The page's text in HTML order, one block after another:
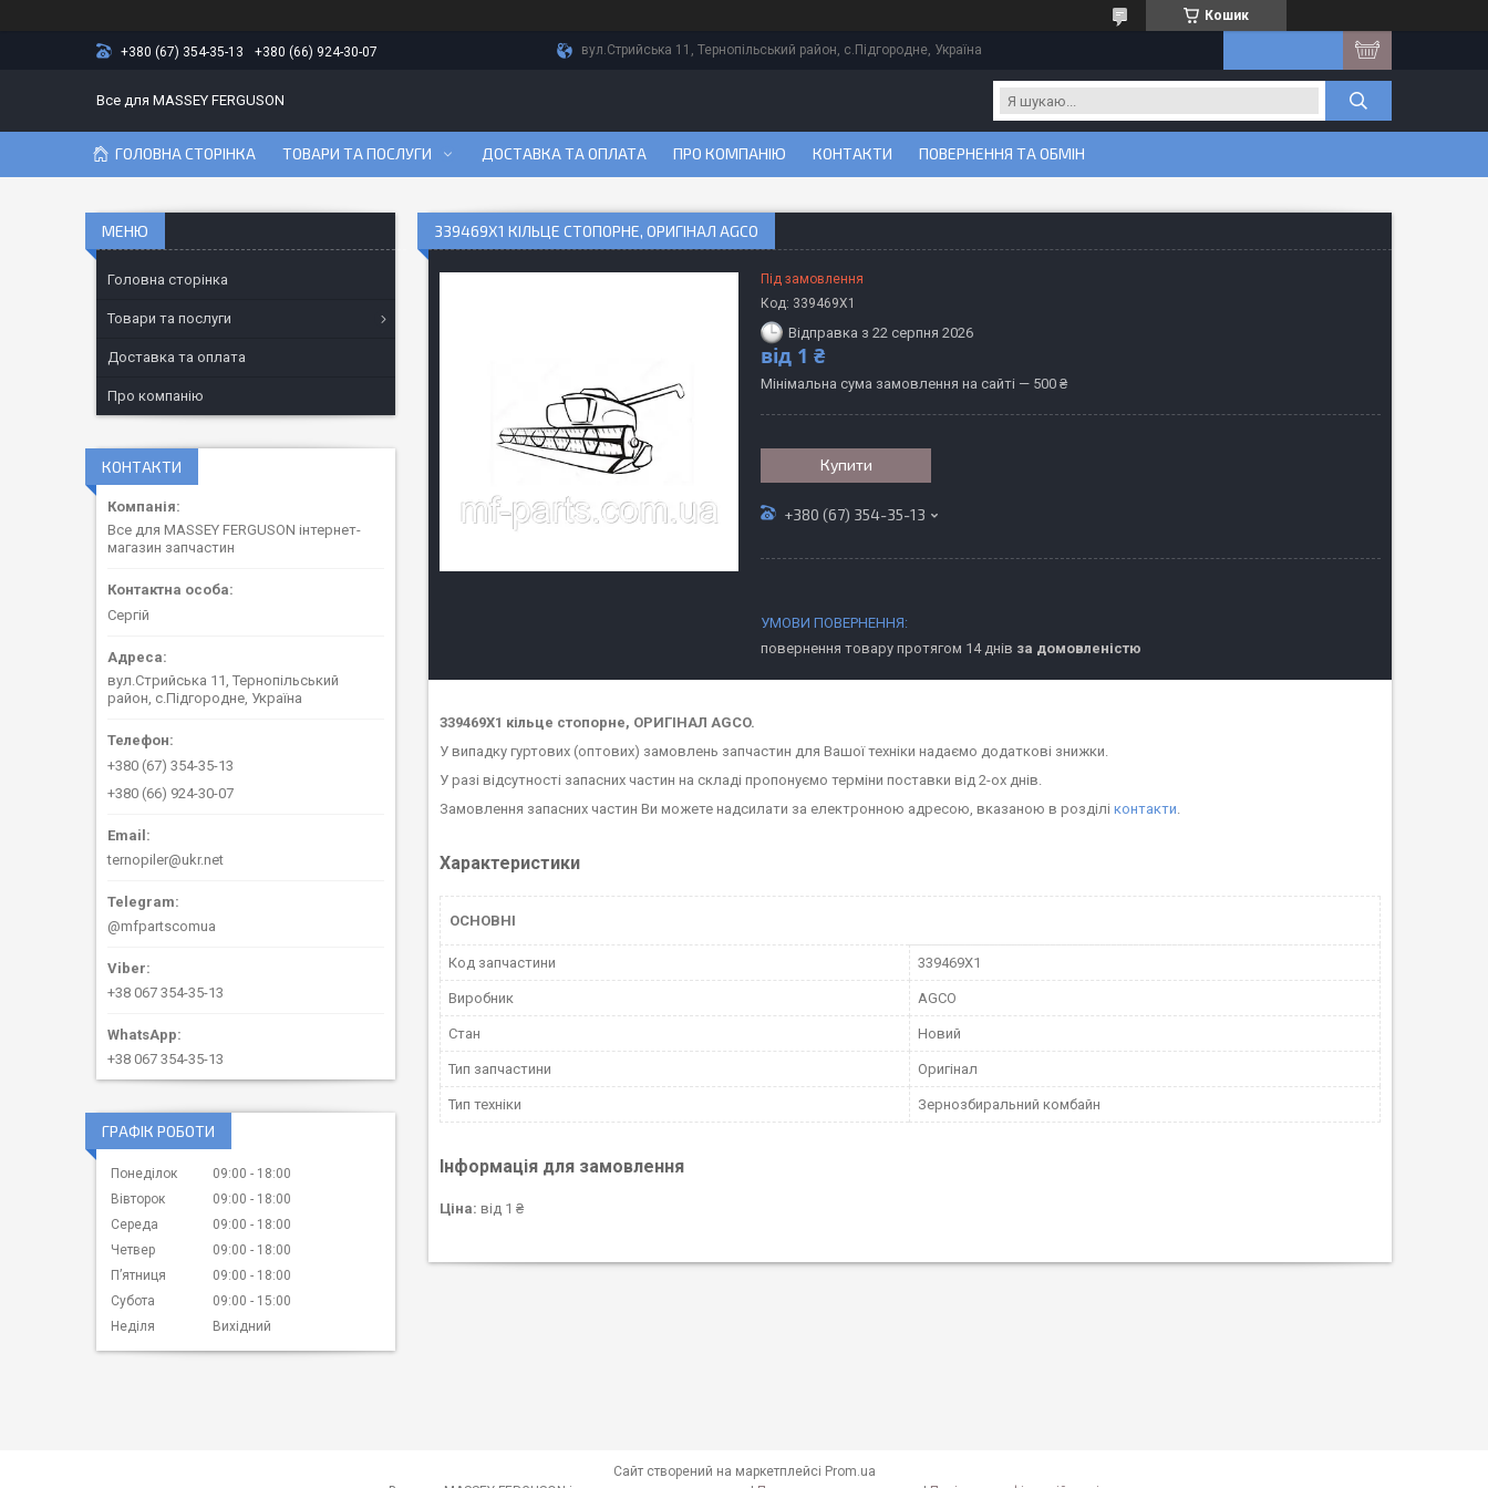
Кошик
+380 (67) 354-35-13 +380 (66) 924-30-07 вул.Стрийська 11, Тернопільський район, с.Підгородне, Україна
Все для MASSEY FERGUSON
ГОЛОВНА СТОРІНКА ТОВАРИ ТА ПОСЛУГИ ДОСТАВКА ТА ОПЛАТА ПРО КОМПАНІЮ КОНТАКТИ ПОВЕРНЕННЯ ТА ОБМІН
339469X1 КІЛЬЦЕ СТОПОРНЕ, ОРИГІНАЛ AGCO
Під замовлення
Код: 339469X1
Відправка з 22 серпня 2026
від 1 ₴
Мінімальна сума замовлення на сайті — 500 ₴
Купити
+380 (67) 354-35-13
повернення товару протягом 14 днів за домовленістю
339469X1 кільце стопорне, ОРИГІНАЛ AGCO.
У випадку гуртових (оптових) замовлень запчастин для Вашої техніки надаємо додаткові знижки.
У разі відсутності запасних частин на складі пропонуємо терміни поставки від 2-ох днів.
Замовлення запасних частин Ви можете надсилати за електронною адресою, вказаною в розділі контакти
Характеристики
ОСНОВНІ
Код запчастини 339469X1
Виробник AGCO
Стан Новий
Тип запчастини Оригінал
Тип техніки Зернозбиральний комбайн
Інформація для замовлення
Ціна: від 1 ₴
Головна сторінка
Товари та послуги
Доставка та оплата
Про компанію
КОНТАКТИ
Все для MASSEY FERGUSON інтернет-
магазин запчастин
Сергій
вул.Стрийська 11, Тернопільський
район, с.Підгородне, Україна
+380 (67) 354-35-13
+380 (66) 924-30-07
ternopiler@ukr.net
@mfpartscomua
+38 067 354-35-13
+38 067 354-35-13
ГРАФІК РОБОТИ
Понеділок 09:00
18:00
Вівторок
09:00
18:00
Середа
09:00
18:00
Четвер
09:00
18:00
Пʼятниця
09:00
18:00
Субота
09:00
15:00
Неділя
Вихідний
Сайт створений на маркетплейсі Prom.ua